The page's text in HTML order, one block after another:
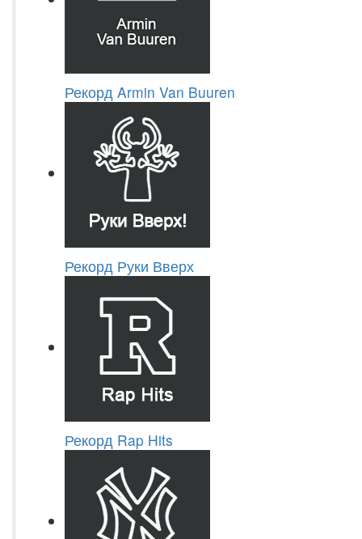
Рекорд Armin Van Buuren
Рекорд Руки Вверх
Рекорд Rap Hits